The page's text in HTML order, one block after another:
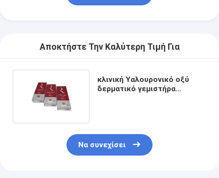
Αποκτήστε Την Καλύτερη Τιμή Για
κλινική Υαλουρονικό οξύ
δερματικό γεμιστήρα
Να συνεχίσει